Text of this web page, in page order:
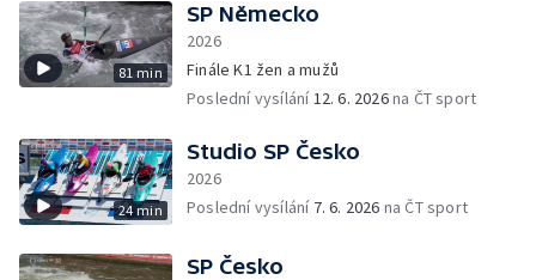
81 min
SP Německo
2026
Finále K1 žen a mužů
Poslední vysílání12. 6. 2026na ČT sport
24 min
Studio SP Česko
2026
Poslední vysílání 7. 6. 2026 na ČT sport
SP Česko